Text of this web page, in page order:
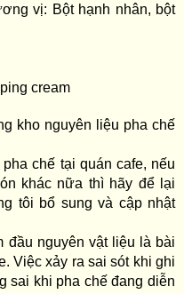
vị: Bột hạnh nhân, bột
cream
kho nguyên liệu pha chế
chế tại quán cafe, nếu
khác nữa thì hãy để lại
tôi bổ sung và cập nhật
đầu nguyên vật liệu là bài
Việc xảy ra sai sót khi ghi
sai khi pha chế đang diễn